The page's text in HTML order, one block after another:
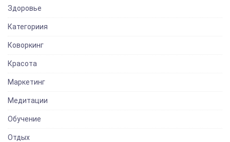
Здоровье
Категориия
Коворкинг
Красота
Маркетинг
Медитации
Обучение
Отдых